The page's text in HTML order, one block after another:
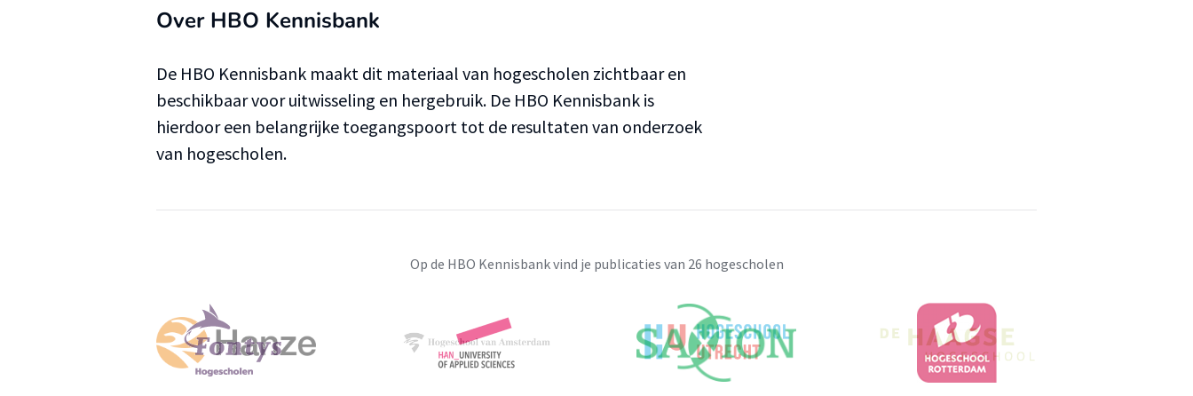
Over HBO Kennisbank
De HBO Kennisbank maakt dit materiaal van hogescholen zichtbaar en
beschikbaar voor uitwisseling en hergebruik. De HBO Kennisbank is
hierdoor een belangrijke toegangspoort tot de resultaten van onderzoek
van hogescholen.
Op de HBO Kennisbank vind je publicaties van 26 hogescholen